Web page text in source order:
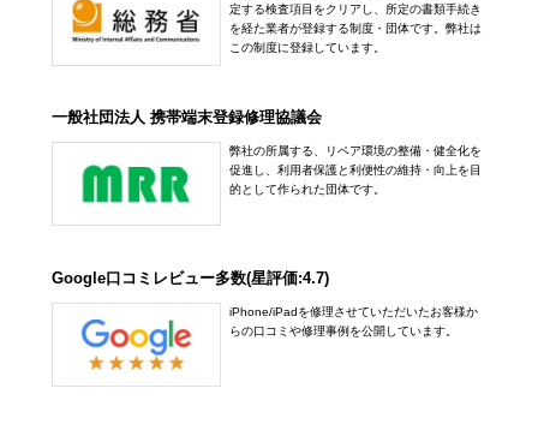
定する検査項目をクリアし、所定の書類手続き
を経た業者が登録する制度・団体です。弊社は
この制度に登録しています。
一般社団法人 携帯端末登録修理協議会
弊社の所属する、リペア環境の整備・健全化を
促進し、利用者保護と利便性の維持・向上を目
的として作られた団体です。
Google口コミレビュー多数(星評価:4.7)
iPhone/iPadを修理させていただいたお客様か
らの口コミや修理事例を公開しています。